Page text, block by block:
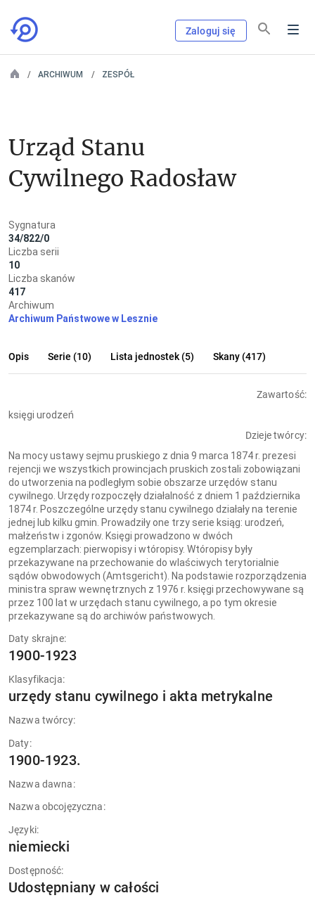
Zaloguj się
ARCHIWUM ZESPÓŁ
Urząd Stanu
Cywilnego Radosław
Sygnatura
34/822/0
Liczba serii
10
Liczba skanów
417
Archiwum
Archiwum Państwowe w Lesznie
Opis Serie (10) Lista jednostek (5) Skany (417)
Zawartość:
księgi urodzeń
Dzieje twórcy:
Na mocy ustawy sejmu pruskiego z dnia 9 marca 1874 r. prezesi
rejencji we wszystkich prowincjach pruskich zostali zobowiązani
do utworzenia na podległym sobie obszarze urzędów stanu
cywilnego. Urzędy rozpoczęły działalność z dniem 1 października
1874 r. Poszczególne urzędy stanu cywilnego działały na terenie
jednej lub kilku gmin. Prowadziły one trzy serie ksiąg: urodzeń,
małżeństw i zgonów. Księgi prowadzono w dwóch
egzemplarzach: pierwopisy i wtóropisy. Wtóropisy były
przekazywane na przechowanie do wlaściwych terytorialnie
sądów obwodowych (Amtsgericht). Na podstawie rozporządzenia
ministra spraw wewnętrznych z 1976 r. księgi przechowywane są
przez 100 lat w urzędach stanu cywilnego, a po tym okresie
przekazywane są do archiwów państwowych.
Daty skrajne:
1900-1923
Klasyfikacja:
urzędy stanu cywilnego i akta metrykalne
Nazwa twórcy:
Daty:
1900-1923.
Nazwa dawna:
Nazwa obcojęzyczna:
Języki:
niemiecki
Dostępność:
Udostępniany w całości